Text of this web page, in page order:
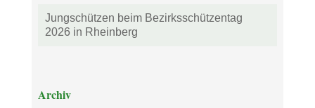
Jungschützen beim Bezirksschützentag
2026 in Rheinberg
Archiv